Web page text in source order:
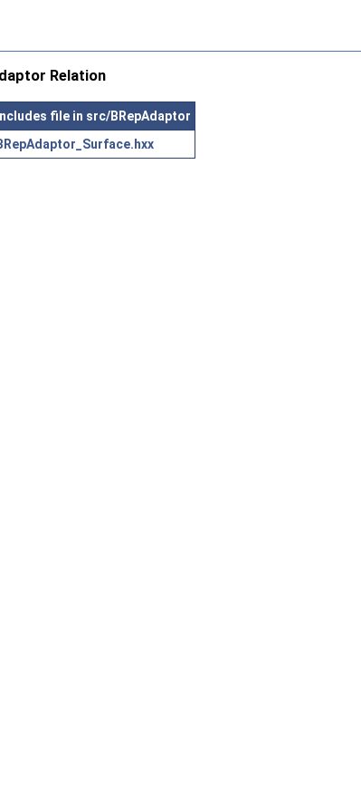
Relation
Includes file in src/BRepAdaptor